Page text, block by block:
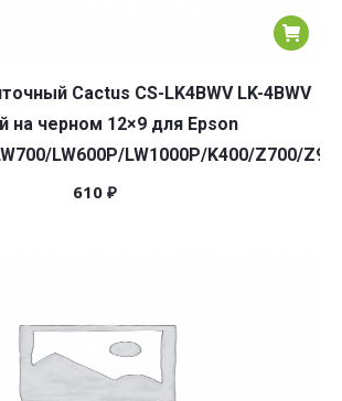
Cactus CS-LK4BWV LK-4BWV
на черном 12×9 для Epson
LW600P/LW1000P/K400/Z700/
610 ₽